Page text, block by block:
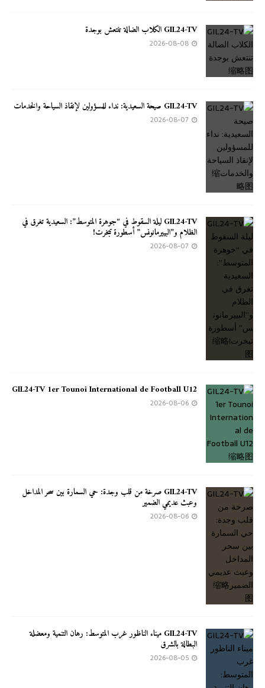
GIL24-TV الكلاب الضالة تنتعش بوجدة
2026-08-08
GIL24-TV صيحة السعيدية: نداء للمسؤولين لإنقاذ السياحة والخدمات
2026-08-07
GIL24-TV ليلة السقوط في “جوهرة المتوسط”: السعيدية تغرق في
الظلام و”البييرمانونس” أسطورة تبخرت!
2026-08-07
GIL24-TV 1er Tounoi International de Football U12
2026-08-06
GIL24-TV صرخة من قلب وجدة: حي السمارة بين سحر المداخل
وعبث عديمي الضمير
2026-08-06
GIL24-TV ميناء الناظور غرب المتوسط: رهان التنمية ومعضلة
البطالة بالشرق
2026-08-05